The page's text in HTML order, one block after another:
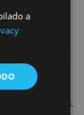
apoyan
Eyewear, los
True
Este mercado
con el
opciones
los residuos.
FRENCH
CROATIAN
LITHUANIAN
a